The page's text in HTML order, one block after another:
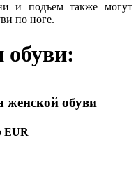
и подъем также могут
по ноге.
обуви:
женской обуви
EUR